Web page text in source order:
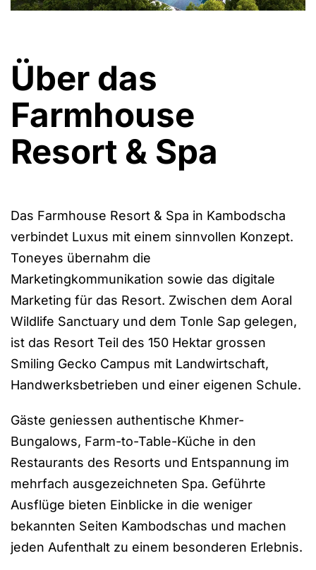
Über das
Farmhouse
Resort & Spa
Das Farmhouse Resort & Spa in Kambodscha
verbindet Luxus mit einem sinnvollen Konzept.
Toneyes übernahm die
Marketingkommunikation sowie das digitale
Marketing für das Resort. Zwischen dem Aoral
Wildlife Sanctuary und dem Tonle Sap gelegen,
ist das Resort Teil des 150 Hektar grossen
Smiling Gecko Campus mit Landwirtschaft,
Handwerksbetrieben und einer eigenen Schule.
Gäste geniessen authentische Khmer-
Bungalows, Farm-to-Table-Küche in den
Restaurants des Resorts und Entspannung im
mehrfach ausgezeichneten Spa. Geführte
Ausflüge bieten Einblicke in die weniger
bekannten Seiten Kambodschas und machen
jeden Aufenthalt zu einem besonderen Erlebnis.